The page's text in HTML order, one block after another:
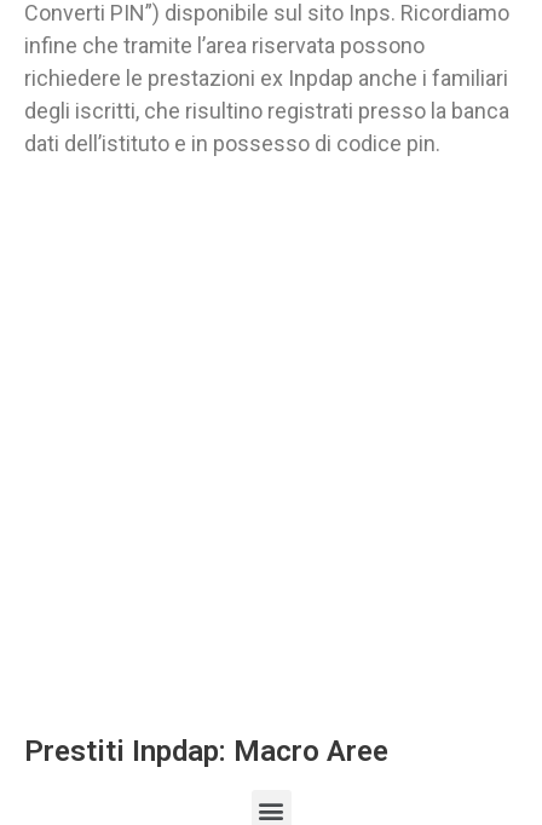
Converti PIN”) disponibile sul sito Inps. Ricordiamo
infine che tramite l’area riservata possono
richiedere le prestazioni ex Inpdap anche i familiari
degli iscritti, che risultino registrati presso la banca
dati dell’istituto e in possesso di codice pin.
Prestiti Inpdap: Macro Aree